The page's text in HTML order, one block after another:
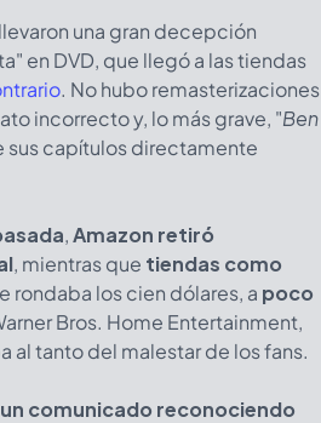
una gran decepción
en DVD, que llegó a las tiendas
. No hubo remasterizaciones
incorrecto y, lo más grave, "Ben
capítulos directamente
,Amazon retiró
, mientras que tiendas como
rondaba los cien dólares, a poco
Bros. Home Entertainment,
al tanto del malestar de los fans.
comunicado reconociendo